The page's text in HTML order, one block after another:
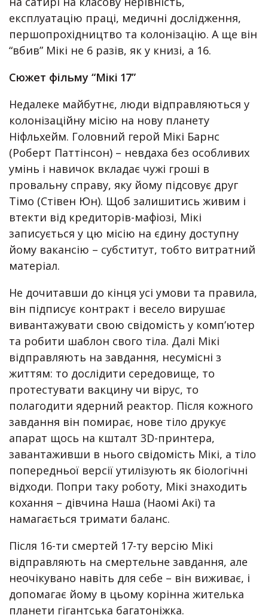
експлуатацію праці, медичні дослідження,
першопрохідництво та колонізацію. А ще він
“вбив” Мікі не 6 разів, як у книзі, а 16.
Сюжет фільму “Мікі 17”
Недалеке майбутнє, люди відправляються у
колонізаційну місію на нову планету
Ніфльхейм. Головний герой Мікі Барнс
(Роберт Паттінсон) – невдаха без особливих
умінь і навичок вкладає чужі гроші в
провальну справу, яку йому підсовує друг
Тімо (Стівен Юн). Щоб залишитись живим і
втекти від кредиторів-мафіозі, Мікі
записується у цю місію на єдину доступну
йому вакансію – субститут, тобто витратний
матеріал.
Не дочитавши до кінця усі умови та правила,
він підписує контракт і весело вирушає
вивантажувати свою свідомість у комп’ютер
та робити шаблон свого тіла. Далі Мікі
відправляють на завдання, несумісні з
життям: то дослідити середовище, то
протестувати вакцину чи вірус, то
полагодити ядерний реактор. Після кожного
завдання він помирає, нове тіло друкує
апарат щось на кшталт 3D-принтера,
завантаживши в нього свідомість Мікі, а тіло
попередньої версії утилізують як біологічні
відходи. Попри таку роботу, Мікі знаходить
кохання – дівчина Наша (Наомі Акі) та
намагається тримати баланс.
Після 16-ти смертей 17-ту версію Мікі
відправляють на смертельне завдання, але
неочікувано навіть для себе – він виживає, і
допомагає йому в цьому корінна жителька
планети гігантська багатоніжка.